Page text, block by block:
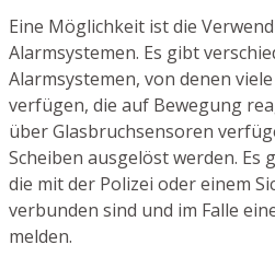
Eine Möglichkeit ist die
Alarmsystemen. Es gibt
Alarmsystemen, von denen
verfügen, die auf Bewegung
über Glasbruchsensoren
Scheiben ausgelöst werden. Es
die mit der Polizei oder einem
verbunden sind und im Falle
melden.